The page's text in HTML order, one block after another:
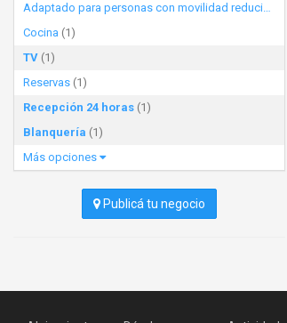
Adaptado para personas con movilidad reducida
Cocina (1)
TV (1)
Reservas (1)
Recepción 24 horas (1)
Blanquería (1)
Más opciones
Publicá tu negocio